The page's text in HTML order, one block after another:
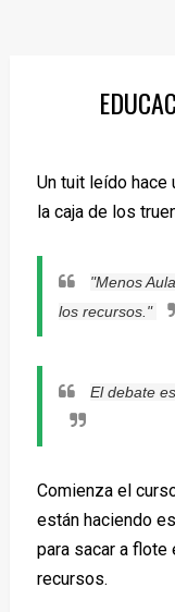
Un tuit leído hace
la caja de los
"Menos
los recursos."
El debate
Comienza el
están haciendo
para sacar a flote
recursos.